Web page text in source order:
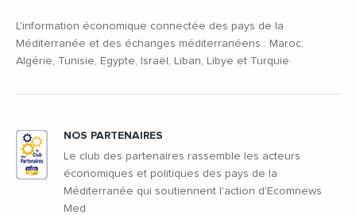
L'information économique connectée des pays de la
Méditerranée et des échanges méditerranéens : Maroc,
Algérie, Tunisie, Egypte, Israël, Liban, Libye et Turquie
NOS PARTENAIRES
Le club des partenaires rassemble les acteurs
économiques et politiques des pays de la
Méditerranée qui soutiennent l'action d'Ecomnews
Med